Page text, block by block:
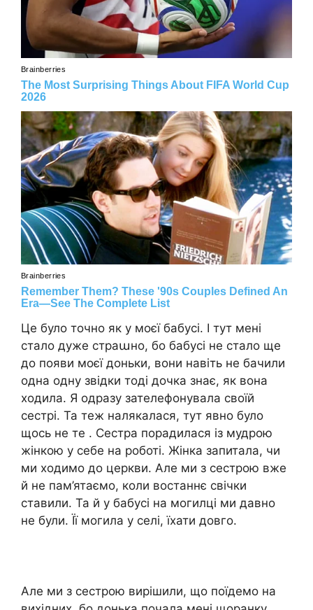
Це було точно як у моєї бабусі. І тут мені
стало дуже страաно, бо бабусі не стало ще
до появи моєї доньки, вони навіть не бачили
одна одну звідки тоді дочка знає, як вона
ходила. Я одразу зателефонувала своїй
сестрі. Та теж налякалася, тут явно було
щось не те . Сестра порадилася із мудрою
жінкою у себе на роботі. Жінка запитала, чи
ми ходимо до церкви. Але ми з сестрою вже
й не пам’ятаємо, коли востаннє свічки
ставили. Та й у бабусі на могилці ми давно
не були. Її могила у селі, їхати довго.
Але ми з сестрою вирішили, що поїдемо на